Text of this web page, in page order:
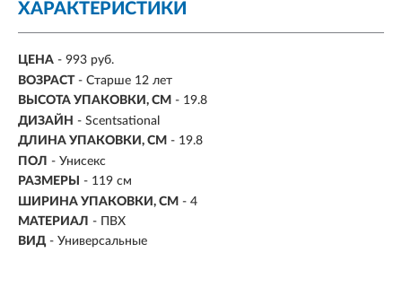
ХАРАКТЕРИСТИКИ
ЦЕНА - 993 руб.
ВОЗРАСТ - Старше 12 лет
ВЫСОТА УПАКОВКИ, СМ - 19.8
ДИЗАЙН - Scentsational
ДЛИНА УПАКОВКИ, СМ - 19.8
ПОЛ - Унисекс
РАЗМЕРЫ
- 119 см
ШИРИНА УПАКОВКИ, СМ - 4
МАТЕРИАЛ - ПВХ
ВИД - Универсальные